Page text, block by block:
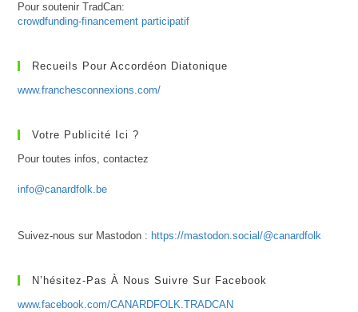
Pour soutenir TradCan:
crowdfunding-financement participatif
Recueils Pour Accordéon Diatonique
www.franchesconnexions.com/
Votre Publicité Ici ?
Pour toutes infos, contactez
info@canardfolk.be
Suivez-nous sur Mastodon : https://mastodon.social/@canardfolk
N’hésitez-Pas À Nous Suivre Sur Facebook
www.facebook.com/CANARDFOLK.TRADCAN